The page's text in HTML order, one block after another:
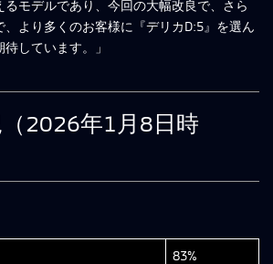
るモデルであり、今回の大幅改良で、さら
、より多くのお客様に『デリカD:5』を選ん
しています。」
2026年1月8日時
83%